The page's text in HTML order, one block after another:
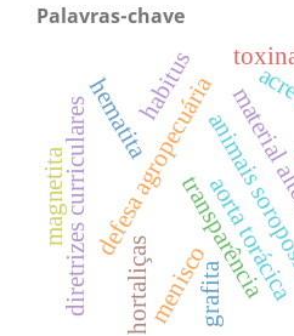
Palavras-chave
transparência
aorta
defesa agropecuária
menisco
diretrizes curriculareshematita
hortaliças grafita
magnetita
habitus